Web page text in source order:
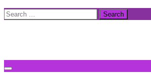
Skip
Search